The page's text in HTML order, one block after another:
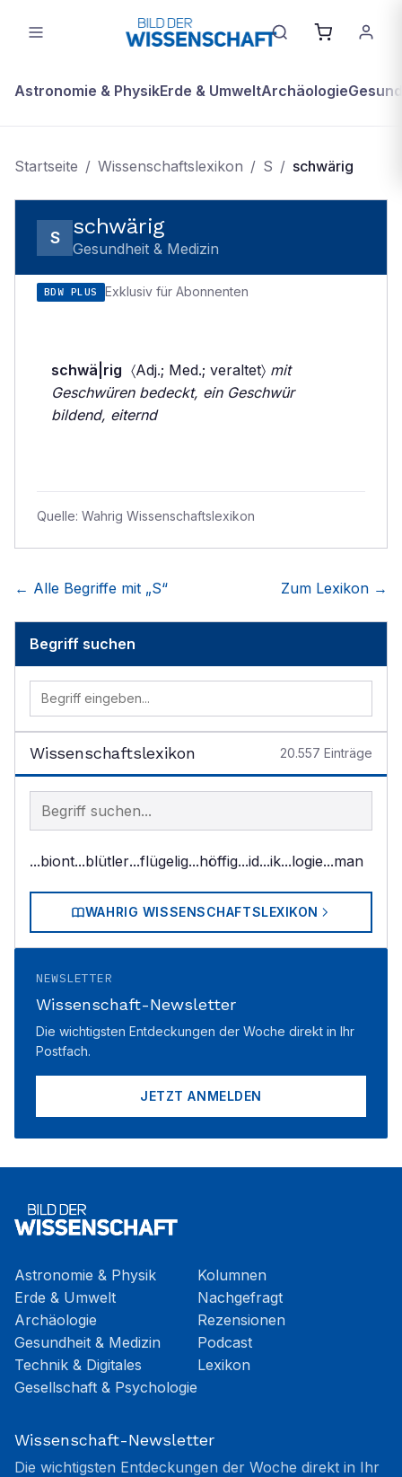
Astronomie & PhysikErde & UmweltArchäologie
Startseite / Wissenschaftslexikon / S / schwärig
S schwärig
Gesundheit & Medizin
BDW PLUS Exklusiv für Abonnenten
schwä|rig 〈Adj.; Med.; veraltet〉 mit
Geschwüren bedeckt, ein Geschwür
bildend, eiternd
Quelle: Wahrig Wissenschaftslexikon
← Alle Begriffe mit „S“ Zum Lexikon →
Begriff suchen
Wissenschaftslexikon 20.557 Einträge
Begriff im Lexikon suchen
...biont...blütler...flügelig...höffig...id...ik...logie...man
WAHRIG WISSENSCHAFTSLEXIKON
NEWSLETTER
Wissenschaft-Newsletter
Die wichtigsten Entdeckungen der Woche direkt in Ihr
Postfach.
JETZT ANMELDEN
Astronomie & Physik
Erde & Umwelt
Archäologie
Gesundheit & Medizin
Technik & Digitales
Gesellschaft & Psychologie
Kolumnen
Nachgefragt
Rezensionen
Podcast
Lexikon
Wissenschaft-Newsletter
Die wichtigsten Entdeckungen der Woche direkt in Ihr